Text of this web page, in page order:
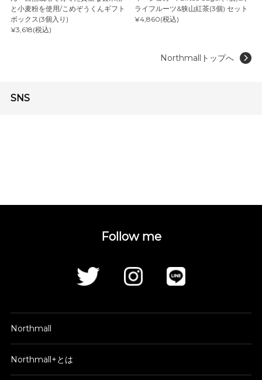
と小麦粉を使用/こめぞうくんギフト
ボックス(3個入り)
¥3,618(税込)
ライフルーツ&狭山紅茶(3個) セット
¥4,860(税込)
Northmallトップへ
SNS
Follow me
Northmall
Northmall+とは